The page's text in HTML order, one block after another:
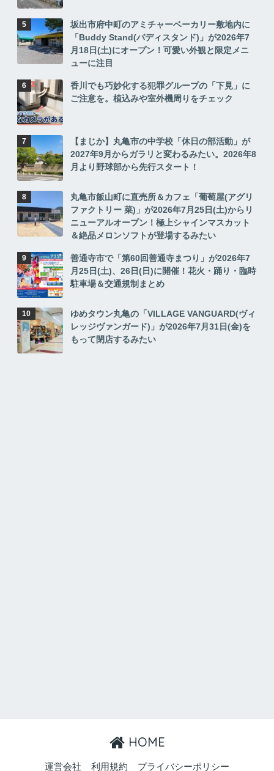
坂出市府中町のアミチャーベーカリー敷地内に
「Buddy Stand(バディスタンド)」が2026年7
月18日(土)にオープン！可愛い外観と限定メニ
ューに注目
香川でも巧妙化する犯罪グループの「下見」に
ご注意を。植込みや室外機周りをチェック
【まじか】丸亀市の中学校「休日の部活動」が
2027年9月からガラリと変わるみたい。2026年8
月より野球部から先行スタート！
丸亀市飯山町に直売所＆カフェ「葡萄屋(アグリ
ファクトリー 菜)」が2026年7月25日(土)からリ
ニューアルオープン！極上シャインマスカット
＆絶品メロンソフトが登場するみたい
善通寺市で「第60回善通寺まつり」が2026年7
月25日(土)、26日(日)に開催！花火・踊り・臨時
駐車場＆交通規制まとめ
ゆめタウン丸亀の「VILLAGE VANGUARD(ヴィ
レッジヴァンガード)」が2026年7月31日(金)を
もって閉店するみたい
HOME
運営会社 利用規約 プライバシーポリシー